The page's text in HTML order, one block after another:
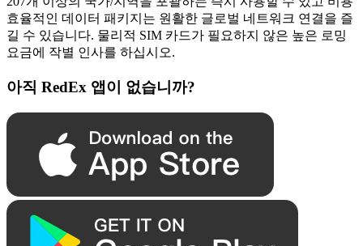
효율적인 데이터 패키지는 원활한 글로벌 네트워크 연결을 즐
길 수 있습니다. 물리적 SIM 카드가 필요하지 않은 높은 로밍
요금에 작별 인사를 하십시오.
아직 RedEx 앱이 없습니까?